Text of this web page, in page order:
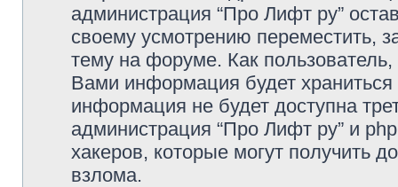
администрация “Про Лифт ру”
своему усмотрению переместить,
тему на форуме. Как
Вами информация будет
информация не будет доступна
администрация “Про Лифт ру” и
хакеров, которые могут получить
взлома.